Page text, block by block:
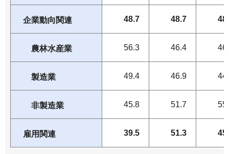
企業動向関連 48.7 48.7
農林水産業 56.3 46.4
製造業 49.4 46.9
非製造業 45.8 51.7
雇用関連 39.5 51.3